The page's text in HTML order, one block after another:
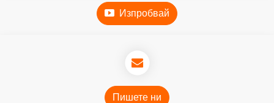
Изпробвай
Пишете ни